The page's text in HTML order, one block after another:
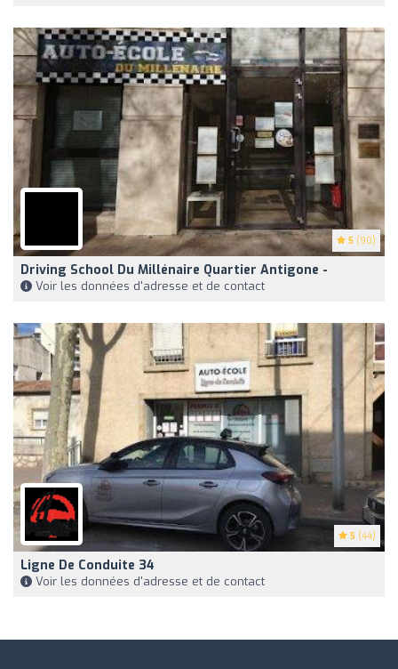
5 (90)
Driving School Du Millénaire Quartier Antigone -
Voir les données d'adresse et de contact
5 (44)
Ligne De Conduite 34
Voir les données d'adresse et de contact